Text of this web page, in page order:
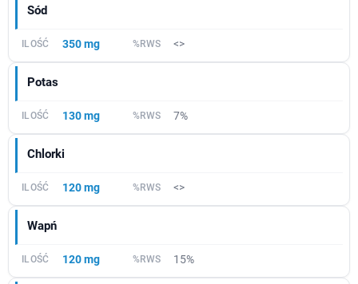
Sód
350 mg <>
Potas
130 mg 7%
Chlorki
120 mg <>
Wapń
120 mg 15%